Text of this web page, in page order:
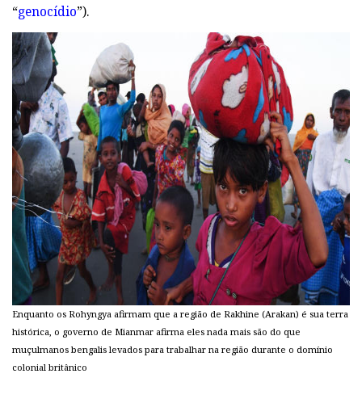
“genocídio”).
Enquanto os Rohyngya afirmam que a região de Rakhine (Arakan) é sua terra
histórica, o governo de Mianmar afirma eles nada mais são do que
muçulmanos bengalis levados para trabalhar na região durante o domínio
colonial britânico